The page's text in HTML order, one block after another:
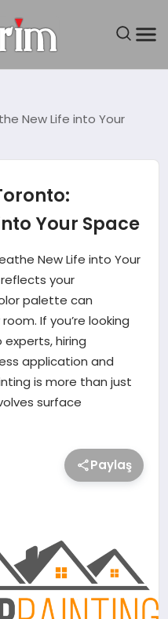
New Life into Your
Your Space
New Life into Your
your
palette can
If you’re looking
hiring
application and
is more than just
surface
Paylaş